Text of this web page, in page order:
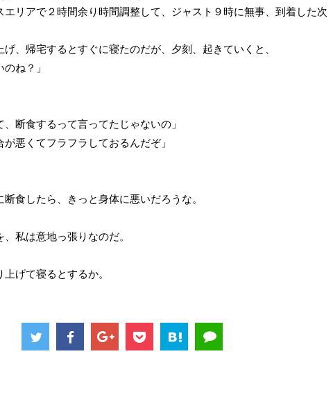
リアで２時間余り時間調整して、ジャスト９時に無事、到着した次
、帰宅するとすぐに寝たのだが、夕刻、起きていくと、
ね？」
、断食するって言ってたじゃないの」
が悪くてフラフラしておるんだぞ」
食したら、きっと身体に悪いだろうな。
私は意地っ張りなのだ。
げて寝るとするか。